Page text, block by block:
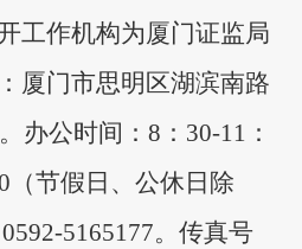
工作机构为厦门证监局
厦门市思明区湖滨南路
办公时间：8：30-11：
（节假日、公休日除
5165177。传真号